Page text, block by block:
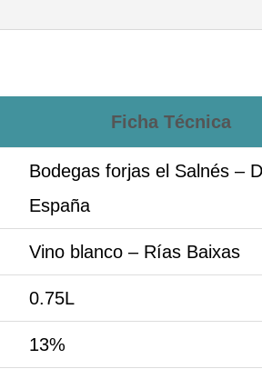
Ficha Técnica
Bodegas forjas el Salnés –
España
Vino blanco – Rías Baixas
0.75L
13%